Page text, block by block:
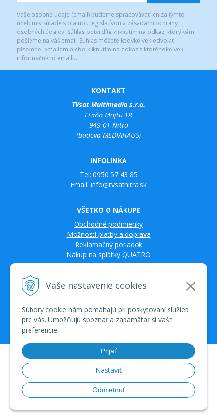
Vaše nastavenie cookies
Súbory cookie nám pomáhajú pri poskytovaní služieb
pre vás. Umožňujú spoznať a zapamätať si vaše
preferencie.
Prijať
Nastaviť
Odmietnuť
Vaše osobné údaje (email) budeme spracovávať len za týmto
účelom v súlade s platnou legislatívou a zásadami ochrany
osobných údajov. Súhlas potvrdíte kliknutím na odkaz, ktorý vám
pošleme na váš email. Súhlas môžete kedykoľvek odvolať
písomne, emailom alebo kliknutím na odkaz z ktoréhokoľvek
informačného emailu.
KONTAKT
TVsat Multimedia s.r.o.
Fraňa Mojtu 18
949 01 Nitra
(budova MEDIAHAUS)
INFOLINKA
Tel: 0950 57 43 85
Email: info@tvsatnitra.sk
VŠETKO O NÁKUPE
Obchodné podmienky
Možnosti platby a doprava
Reklamačný poriadok
Nákup na splátky QUATRO
Kontakty
© 2026 TV SAT Multimédiá • tvorba eshopu cez UNIobchod, webhosting
spoločnosti WEBYGROUP • dbartzvyšovanie návštevnosti•